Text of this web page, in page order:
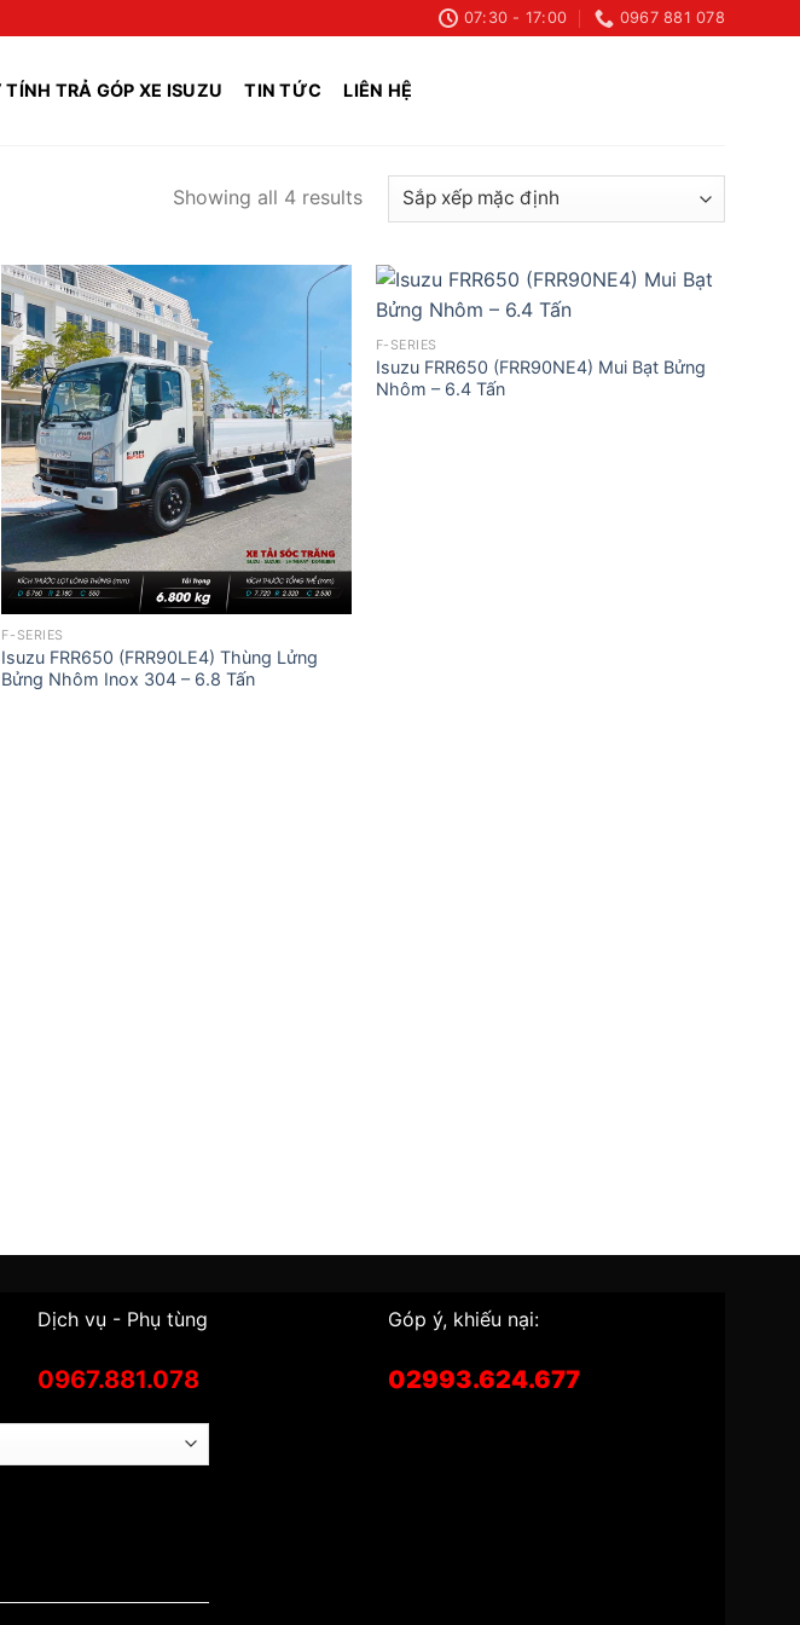
07:30 - 17:00 0967 881 078
TÍNH TRẢ GÓP XE ISUZU TIN TỨC LIÊN HỆ
Showing all 4 results
F-SERIES
Isuzu FRR650 (FRR90LE4) Thùng Lửng
Bửng Nhôm Inox 304 – 6.8 Tấn
F-SERIES
Isuzu FRR650 (FRR90NE4) Mui Bạt Bửng
Nhôm – 6.4 Tấn
Dịch vụ - Phụ tùng
0967.881.078
Góp ý, khiếu nại:
02993.624.677